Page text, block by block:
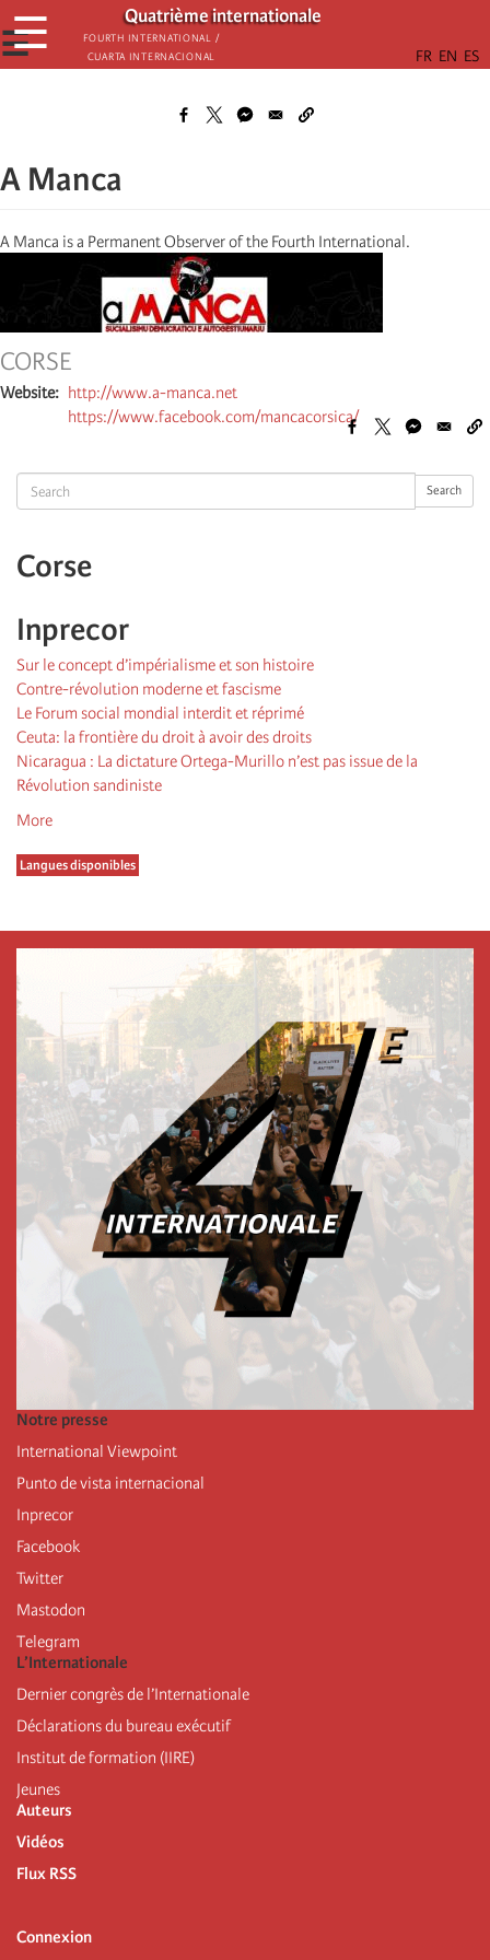
Aller
au
contenu
Quatrième internationale
Fourth International /
Cuarta Internacional
☰
☰
Search Search
Corse
Inprecor
Sur le concept d’impérialisme et son histoire
Contre-révolution moderne et fascisme
Le Forum social mondial interdit et réprimé
Ceuta: la frontière du droit à avoir des droits
Nicaragua : La dictature Ortega-Murillo n’est pas issue de la
Révolution sandiniste
More
Langues disponibles
A Manca
A Manca is a Permanent Observer of the Fourth International.
CORSE
Website
http://www.a-manca.net
https://www.facebook.com/mancacorsica/
Notre presse
International Viewpoint
Punto de vista internacional
Inprecor
Facebook
Twitter
Mastodon
Telegram
L’Internationale
Dernier congrès de l’Internationale
Déclarations du bureau exécutif
Institut de formation (IIRE)
Jeunes
Auteurs
Vidéos
Flux RSS
Connexion